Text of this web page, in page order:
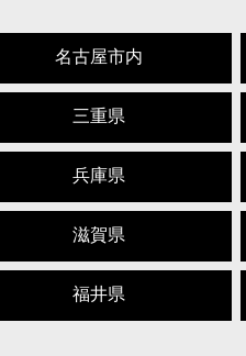
名古屋市内
三重県
兵庫県
滋賀県
福井県